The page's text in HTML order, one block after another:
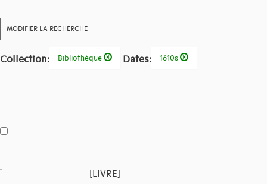
MODIFIER LA RECHERCHE
Collection: Bibliothèque Dates: 1610s
[LIVRE]